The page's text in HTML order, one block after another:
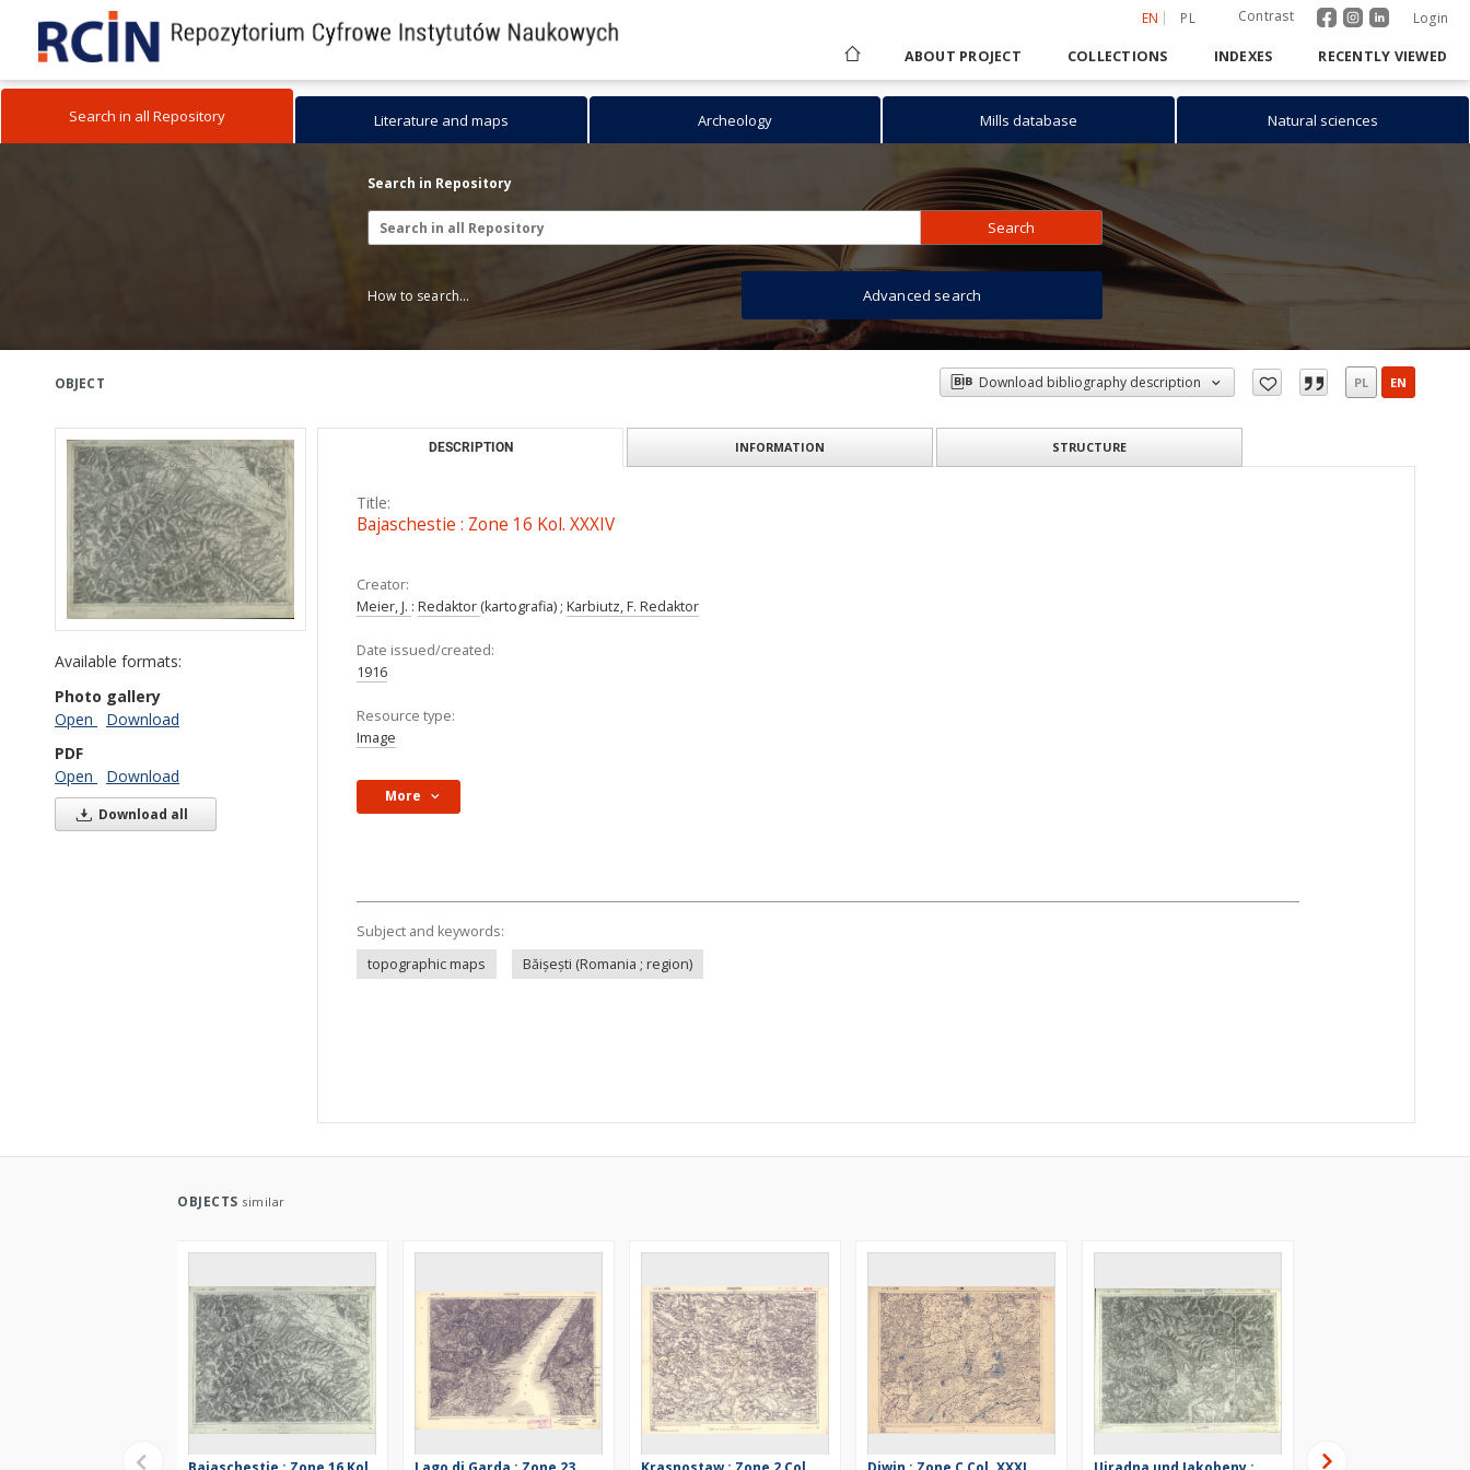
EN PL Contrast Login
ABOUT PROJECT COLLECTIONS INDEXES RECENTLY VIEWED
Search in all Repository Literature and maps Archeology Mills database Natural sciences
Search in Repository
Search
How to search... Advanced search
OBJECT Download bibliography description PL EN
Available formats:
Photo gallery
Open
Download
PDF
Open
Download
Download all
DESCRIPTION INFORMATION STRUCTURE
Title:
Bajaschestie : Zone 16 Kol. XXXIV
Creator:
Meier, J. : Redaktor (kartografia) ; Karbiutz, F. Redaktor
Date issued/created:
1916
Resource type:
Image
More
Subject and keywords:
topographic maps
Băișești (Romania ; region)
OBJECTS similar